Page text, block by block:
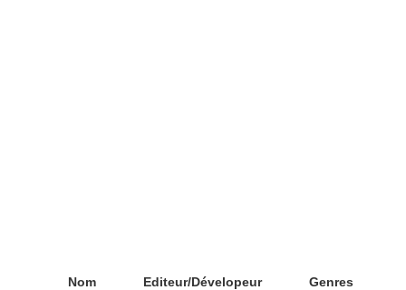
Nom Editeur/Dévelopeur Genres